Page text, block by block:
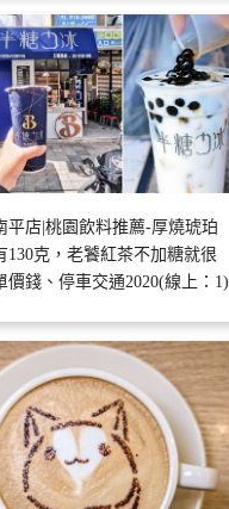
平店|桃園飲料推薦-厚燒琥珀
130克，老饕紅茶不加糖就很
價錢、停車交通2020(線上：1)